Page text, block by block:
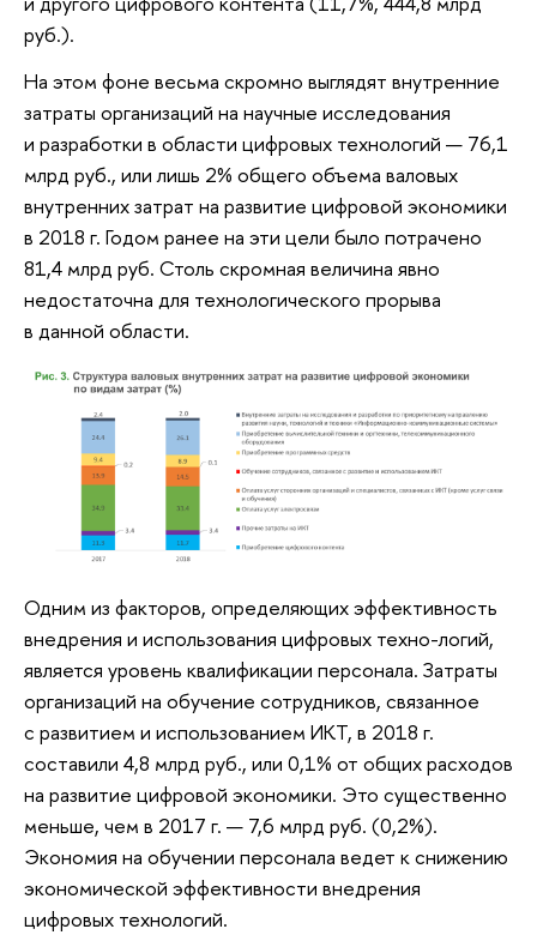
руб.).
На этом фоне весьма скромно выглядят внутренние
затраты организаций на научные исследования
и разработки в области цифровых технологий — 76,1
млрд руб., или лишь 2% общего объема валовых
внутренних затрат на развитие цифровой экономики
в 2018 г. Годом ранее на эти цели было потрачено
81,4 млрд руб. Столь скромная величина явно
недостаточна для технологического прорыва
в данной области.
Одним из факторов, определяющих эффективность
внедрения и использования цифровых техно-логий,
является уровень квалификации персонала. Затраты
организаций на обучение сотрудников, связанное
с развитием и использованием ИКТ, в 2018 г.
составили 4,8 млрд руб., или 0,1% от общих расходов
на развитие цифровой экономики. Это существенно
меньше, чем в 2017 г. — 7,6 млрд руб. (0,2%).
Экономия на обучении персонала ведет к снижению
экономической эффективности внедрения
цифровых технологий.